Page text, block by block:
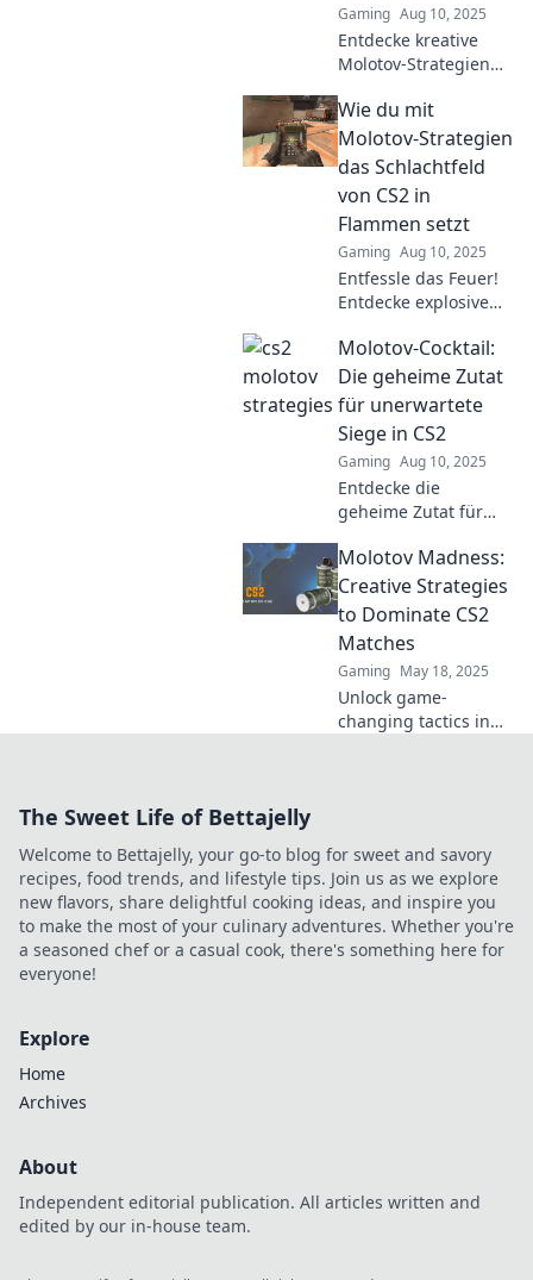
Gaming Aug 10, 2025
Entdecke kreative
Molotov-Strategien
dein Gameplay mit
unseren Tipps und
werde zum Meister
der Flammen!
Wie du mit
Molotov-Strategien
das Schlachtfeld
von CS2 in
Flammen setzt
Gaming Aug 10, 2025
Entfessle das Feuer!
Entdecke explosive
um in CS2 das
Schlachtfeld zu
dominieren und als
Sieger
hervorzugehen.
Molotov-Cocktail:
Die geheime Zutat
für unerwartete
Siege in CS2
Gaming Aug 10, 2025
Entdecke die
geheime Zutat für
CS2! So setzt du
Molotov-Cocktails
effektiv ein und
überlistest deine
Gegner!
Molotov Madness:
Creative Strategies
to Dominate CS2
Matches
Gaming May 18, 2025
Unlock game-
changing tactics in
The Sweet Life of Bettajelly
Welcome to Bettajelly, your go-to blog for sweet and savory
recipes, food trends, and lifestyle tips. Join us as we explore
new flavors, share delightful cooking ideas, and inspire you
to make the most of your culinary adventures. Whether you're
a seasoned chef or a casual cook, there's something here for
everyone!
Explore
Home
Archives
About
Independent editorial publication. All articles written and
edited by our in-house team.